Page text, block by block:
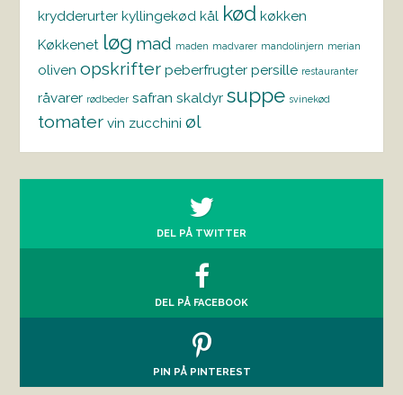
krydderurter kyllingekød kål kød køkken
Køkkenet løg mad maden madvarer mandolinjern merian
oliven opskrifter peberfrugter persille restauranter
råvarer rødbeder safran skaldyr suppe svinekød
tomater vin zucchini øl
DEL PÅ TWITTER
DEL PÅ FACEBOOK
PIN PÅ PINTEREST